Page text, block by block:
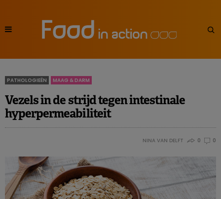
PATHOLOGIEËN MAAG & DARM
Vezels in de strijd tegen intestinale
hyperpermeabiliteit
NINA VAN DELFT 0 0